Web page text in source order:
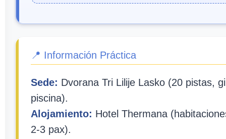
📍 Información Práctica
Sede: Dvorana Tri Lilije Lasko (20 pistas,
piscina).
Alojamiento: Hotel Thermana
2-3 pax).